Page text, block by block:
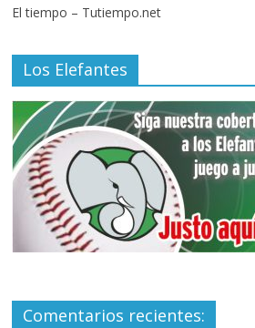
El tiempo – Tutiempo.net
Los Elefantes
Comentarios recientes: